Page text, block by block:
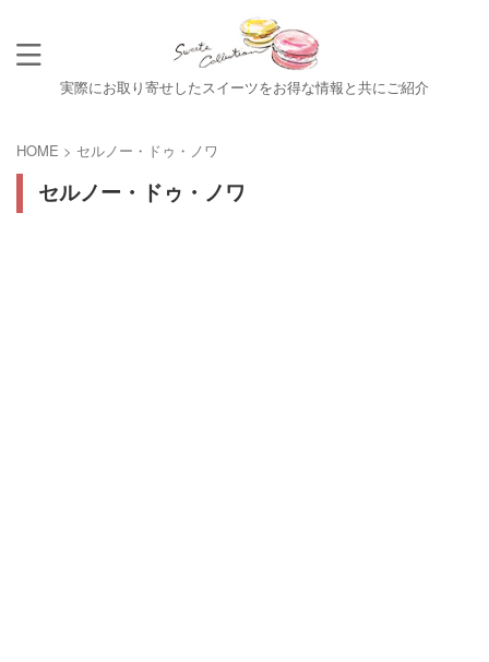
実際にお取り寄せしたスイーツをお得な情報と共にご紹介
HOME > セルノー・ドゥ・ノワ
セルノー・ドゥ・ノワ